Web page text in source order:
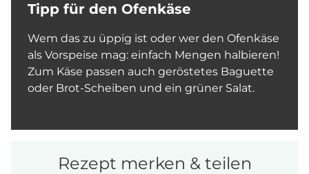
Tipp für den Ofenkäse
Wem das zu üppig ist oder wer den Ofenkäse
als Vorspeise mag: einfach Mengen halbieren!
Zum Käse passen auch geröstetes Baguette
oder Brot-Scheiben und ein grüner Salat.
Rezept merken & teilen